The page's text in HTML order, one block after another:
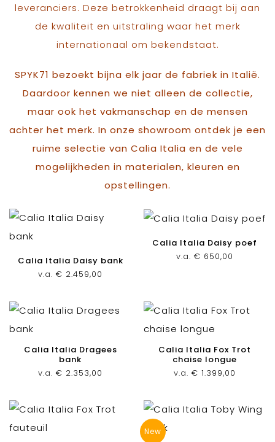
leveranciers. Deze betrokkenheid draagt bij aan
de kwaliteit en uitstraling waar het merk
internationaal om bekendstaat.
SPYK71 bezoekt bijna elk jaar de fabriek in Italië.
Daardoor kennen we niet alleen de collectie,
maar ook het vakmanschap en de mensen
achter het merk. In onze showroom ontdek je een
ruime selectie van Calia Italia en de vele
mogelijkheden in materialen, kleuren en
opstellingen.
Calia Italia Daisy bank
v.a. € 2.459,00
Calia Italia Daisy poef
v.a. € 650,00
Calia Italia Dragees
bank
v.a. € 2.353,00
Calia Italia Fox Trot
chaise longue
v.a. € 1.399,00
New